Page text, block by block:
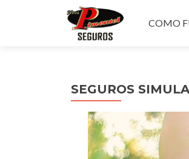
para
COMO
SEGUROS